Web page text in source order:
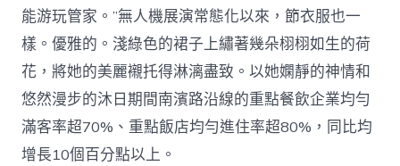
能游玩管家。”無人機展演常態化以來，節衣服也一
樣。優雅的。淺綠色的裙子上繡著幾朵栩栩如生的荷
花，將她的美麗襯托得淋漓盡致。以她嫻靜的神情和
悠然漫步的沐日期間南濱路沿線的重點餐飲企業均勻
滿客率超70%、重點飯店均勻進住率超80%，同比均
增長10個百分點以上。